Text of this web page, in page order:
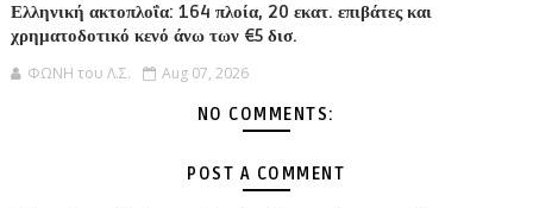
Ελληνική ακτοπλοΐα: 164 πλοία, 20 εκατ. επιβάτες και
χρηματοδοτικό κενό άνω των €5 δισ.
ΦΩΝΗ του Λ.Σ. Aug 07, 2026
NO COMMENTS:
POST A COMMENT